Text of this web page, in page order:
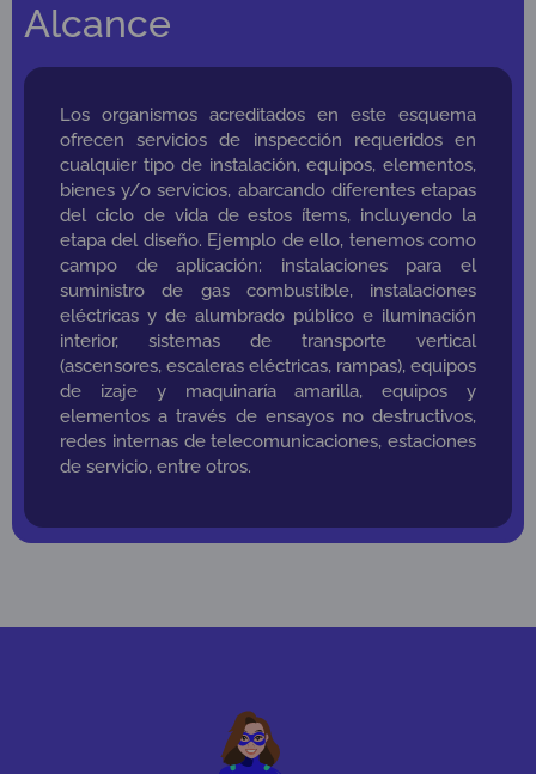
Alcance
Los organismos acreditados en este esquema
ofrecen servicios de inspección requeridos en
cualquier tipo de instalación, equipos, elementos,
bienes y/o servicios, abarcando diferentes etapas
del ciclo de vida de estos ítems, incluyendo la
etapa del diseño. Ejemplo de ello, tenemos como
campo de aplicación: instalaciones para el
suministro de gas combustible, instalaciones
eléctricas y de alumbrado público e iluminación
interior, sistemas de transporte vertical
(ascensores, escaleras eléctricas, rampas), equipos
de izaje y maquinaría amarilla, equipos y
elementos a través de ensayos no destructivos,
redes internas de telecomunicaciones, estaciones
de servicio, entre otros.